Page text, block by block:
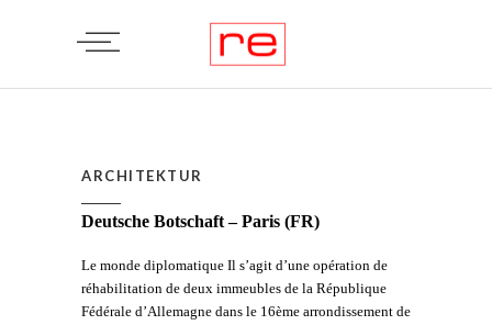
ARCHITEKTUR
Deutsche Botschaft – Paris (FR)
Le monde diplomatique Il s’agit d’une opération de
réhabilitation de deux immeubles de la République
Fédérale d’Allemagne dans le 16ème arrondissement de